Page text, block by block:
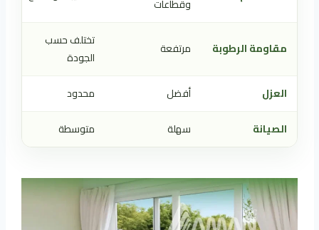
وقطاعات
مقاومة الرطوبة مرتفعة
تختلف حسب
الجودة
العزل
أفضل
محدود
الصيانة
سهلة متوسطة